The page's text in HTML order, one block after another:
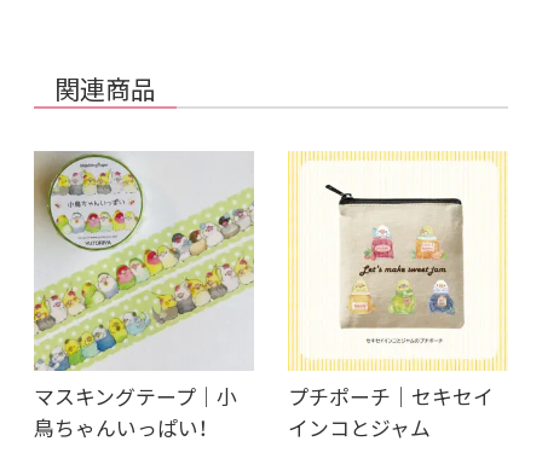
関連商品
マスキングテープ｜小
鳥ちゃんいっぱい！
プチポーチ｜セキセイ
インコとジャム